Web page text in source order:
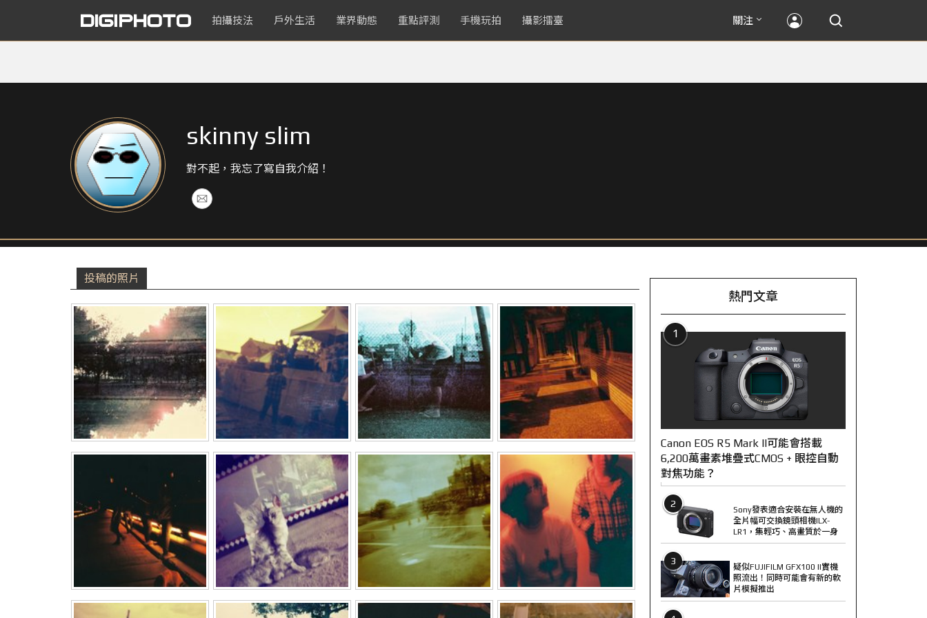
拍攝技法 戶外生活 業界動態 重點評測 手機玩拍 攝影擂臺 關注
skinny slim
對不起，我忘了寫自我介紹！
投稿的照片
熱門文章
1
Canon EOS R5 Mark II可能會搭載
6,200萬畫素堆疊式CMOS + 眼控自動
對焦功能？
2
Sony發表適合安裝在無人機的
全片幅可交換鏡頭相機ILX-
LR1，集輕巧、高畫質於一身
3
疑似FUJIFILM GFX100 II實機
照流出！同時可能會有新的軟
片模擬推出